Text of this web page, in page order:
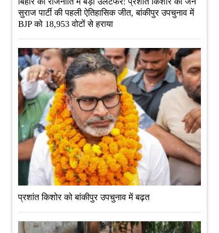
सुराज पार्टी की पहली ऐतिहासिक जीत, बांकीपुर उपचुनाव में
BJP को 18,953 वोटों से हराया
प्रशांत किशोर को बांकीपुर उपचुनाव में बढ़त